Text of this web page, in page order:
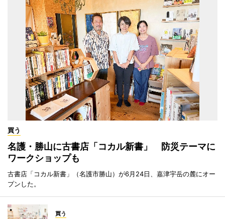
買う
名護・勝山に古書店「コカル新書」 防災テーマに
ワークショップも
古書店「コカル新書」（名護市勝山）が6月24日、嘉津宇岳の麓にオー
プンした。
買う